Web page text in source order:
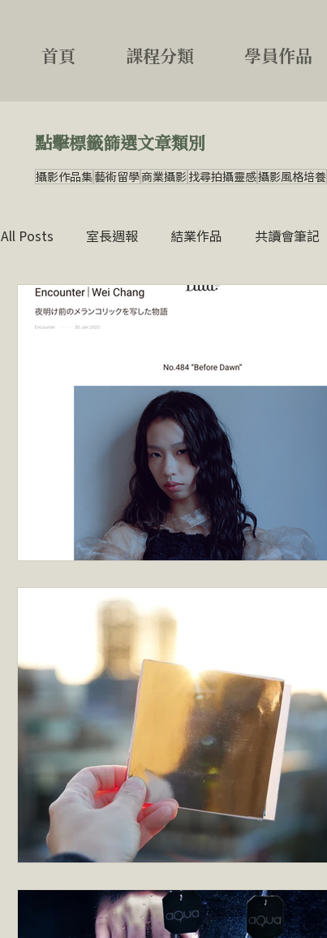
首頁 課程分類 學員作品
點擊標籤篩選文章類別
攝影作品集藝術留學商業攝影 找尋拍攝靈感攝影風格培養
All Posts 室長週報 結業作品 共讀會筆記
刊物編輯10講